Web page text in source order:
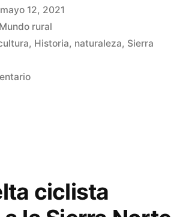
mayo 12, 2021
Mundo rural
, Historia, naturaleza, Sierra
en
ciclista